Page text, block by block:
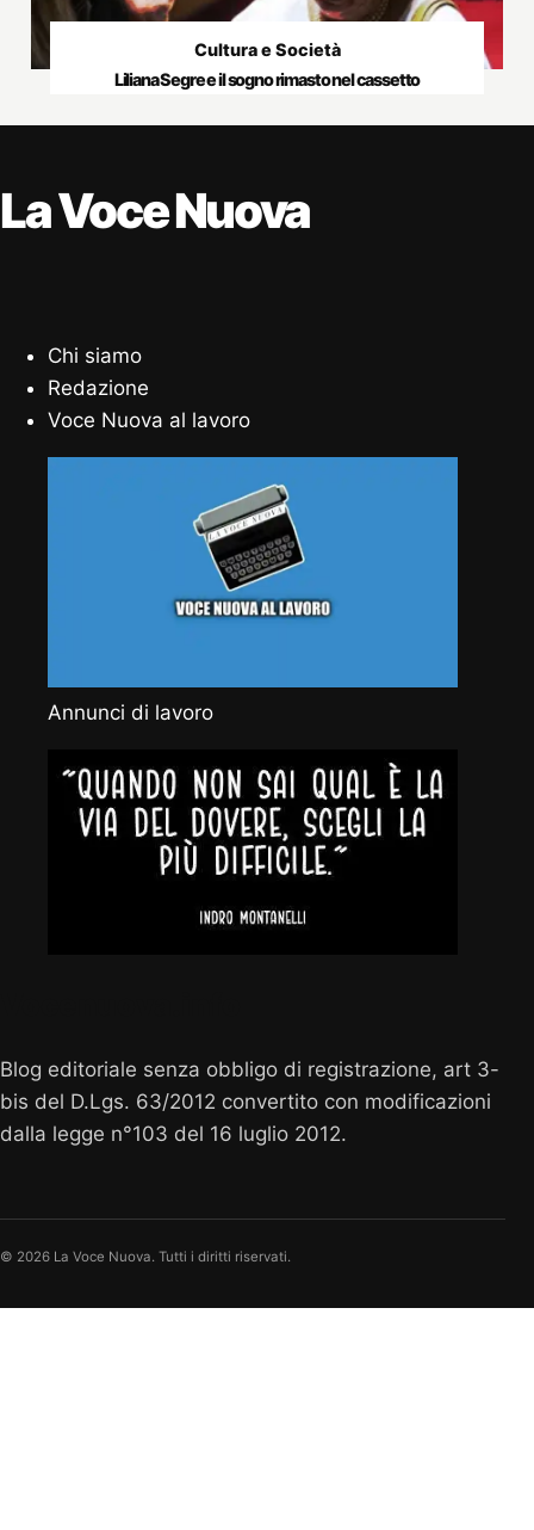
Cultura e Società
Liliana Segre e il sogno rimasto nel cassetto
La Voce Nuova
Chi siamo
Redazione
Voce Nuova al lavoro
Annunci di lavoro
Blog editoriale senza obbligo di registrazione, art 3-
bis del D.Lgs. 63/2012 convertito con modificazioni
dalla legge n°103 del 16 luglio 2012.
© 2026 La Voce Nuova. Tutti i diritti riservati.